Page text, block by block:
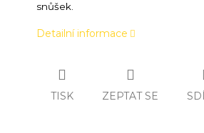
snůšek.
Detailní informace
TISK ZEPTAT SE